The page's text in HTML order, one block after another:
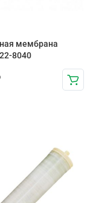
мембрана
8040